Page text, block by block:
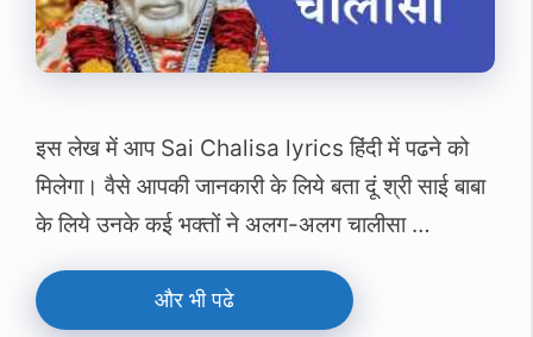
इस लेख में आप Sai Chalisa lyrics हिंदी में पढने को
मिलेगा। वैसे आपकी जानकारी के लिये बता दूं श्री साई बाबा
के लिये उनके कई भक्‍तों ने अलग-अलग चालीसा …
और भी पढे